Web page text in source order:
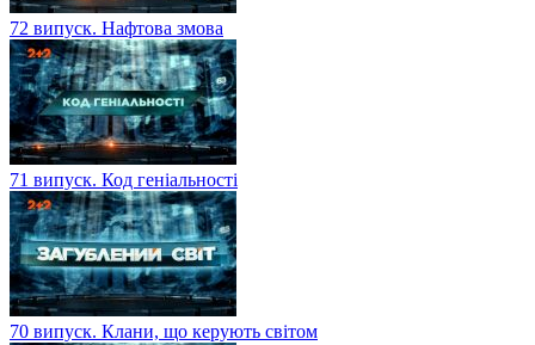
72 випуск. Нафтова змова
71 випуск. Код геніальності
70 випуск. Клани, що керують світом